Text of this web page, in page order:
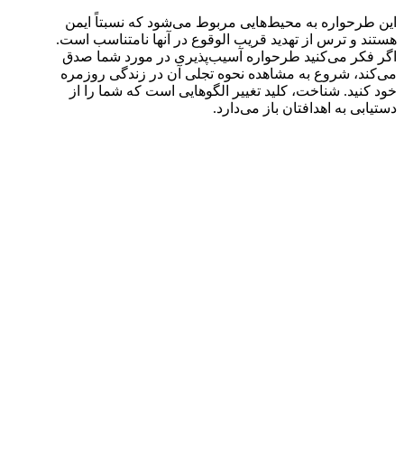
این طرحواره به محیط‌هایی مربوط می‌شود که نسبتاً ایمن
هستند و ترس از تهدید قریب الوقوع در آنها نامتناسب است.
اگر فکر می‌کنید طرحواره آسیب‌پذیری در مورد شما صدق
می‌کند، شروع به مشاهده نحوه تجلی آن در زندگی روزمره
خود کنید. شناخت، کلید تغییر الگوهایی است که شما را از
دستیابی به اهدافتان باز می‌دارد.